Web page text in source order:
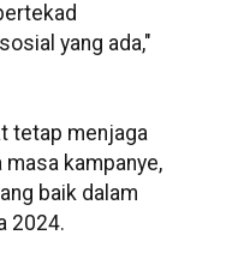
yang ada,"
tetap menjaga
kampanye,
baik dalam
2024.